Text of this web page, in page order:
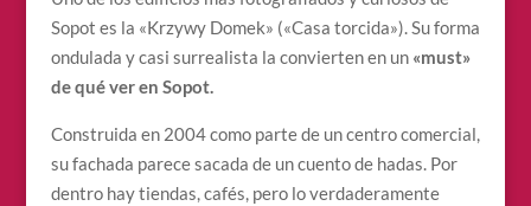
Sopot es la «Krzywy Domek» («Casa torcida»). Su forma
ondulada y casi surrealista la convierten en un «must»
de qué ver en Sopot.
Construida en 2004 como parte de un centro comercial,
su fachada parece sacada de un cuento de hadas. Por
dentro hay tiendas, cafés, pero lo verdaderamente